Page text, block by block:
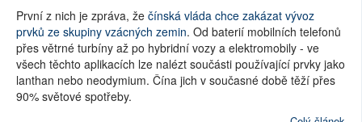
První z nich je zpráva, že čínská vláda chce zakázat vývoz
prvků ze skupiny vzácných zemin. Od baterií mobilních telefonů
přes větrné turbíny až po hybridní vozy a elektromobily - ve
všech těchto aplikacích lze nalézt součásti používající prvky jako
lanthan nebo neodymium. Čína jich v současné době těží přes
90% světové spotřeby.